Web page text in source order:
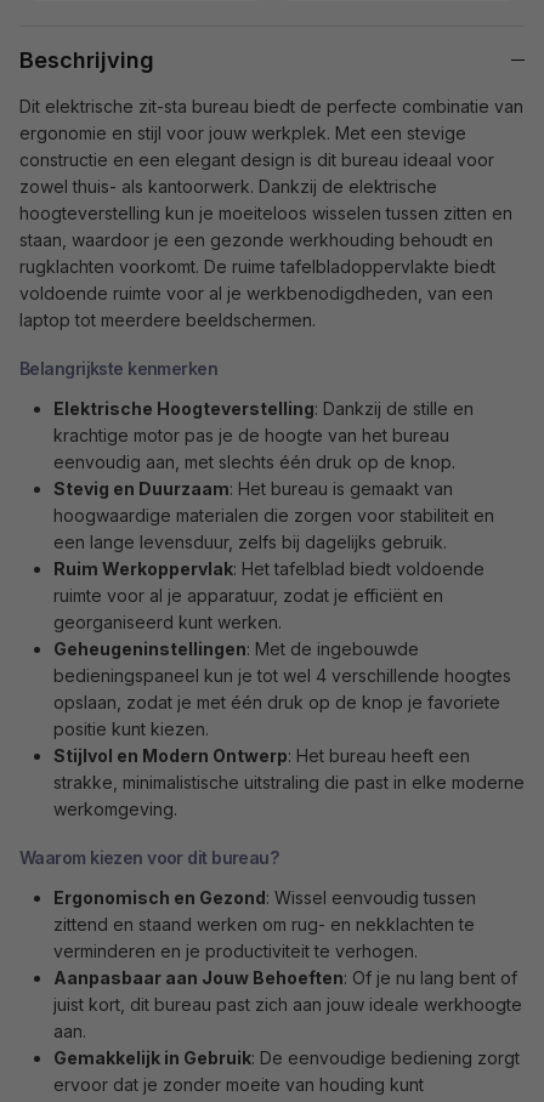
Beschrijving
Dit elektrische zit-sta bureau biedt de perfecte combinatie van
ergonomie en stijl voor jouw werkplek. Met een stevige
constructie en een elegant design is dit bureau ideaal voor
zowel thuis- als kantoorwerk. Dankzij de elektrische
hoogteverstelling kun je moeiteloos wisselen tussen zitten en
staan, waardoor je een gezonde werkhouding behoudt en
rugklachten voorkomt. De ruime tafelbladoppervlakte biedt
voldoende ruimte voor al je werkbenodigdheden, van een
laptop tot meerdere beeldschermen.
Belangrijkste kenmerken
Elektrische Hoogteverstelling: Dankzij de stille en
krachtige motor pas je de hoogte van het bureau
eenvoudig aan, met slechts één druk op de knop.
Stevig en Duurzaam: Het bureau is gemaakt van
hoogwaardige materialen die zorgen voor stabiliteit en
een lange levensduur, zelfs bij dagelijks gebruik.
Ruim Werkoppervlak: Het tafelblad biedt voldoende
ruimte voor al je apparatuur, zodat je efficiënt en
georganiseerd kunt werken.
Geheugeninstellingen: Met de ingebouwde
bedieningspaneel kun je tot wel 4 verschillende hoogtes
opslaan, zodat je met één druk op de knop je favoriete
positie kunt kiezen.
Stijlvol en Modern Ontwerp: Het bureau heeft een
strakke, minimalistische uitstraling die past in elke moderne
werkomgeving.
Waarom kiezen voor dit bureau?
Ergonomisch en Gezond: Wissel eenvoudig tussen
zittend en staand werken om rug- en nekklachten te
verminderen en je productiviteit te verhogen.
Aanpasbaar aan Jouw Behoeften: Of je nu lang bent of
juist kort, dit bureau past zich aan jouw ideale werkhoogte
aan.
Gemakkelijk in Gebruik: De eenvoudige bediening zorgt
ervoor dat je zonder moeite van houding kunt